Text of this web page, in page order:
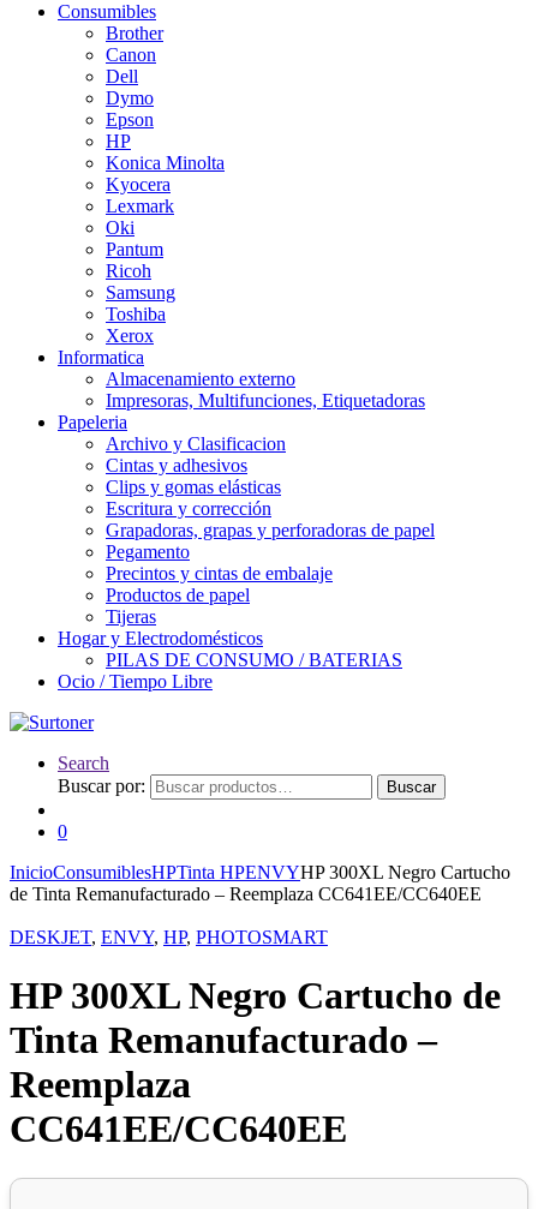
Consumibles
Brother
Canon
Dell
Dymo
Epson
HP
Konica Minolta
Kyocera
Lexmark
Oki
Pantum
Ricoh
Samsung
Toshiba
Xerox
Informatica
Almacenamiento externo
Impresoras, Multifunciones, Etiquetadoras
Papeleria
Archivo y Clasificacion
Cintas y adhesivos
Clips y gomas elásticas
Escritura y corrección
Grapadoras, grapas y perforadoras de papel
Pegamento
Precintos y cintas de embalaje
Productos de papel
Tijeras
Hogar y Electrodomésticos
PILAS DE CONSUMO / BATERIAS
Ocio / Tiempo Libre
Search
Buscar por:
Buscar
0
InicioConsumiblesHPTinta HPENVYHP 300XL Negro Cartucho
de Tinta Remanufacturado – Reemplaza CC641EE/CC640EE
DESKJET, ENVY, HP, PHOTOSMART
HP 300XL Negro Cartucho de
Tinta Remanufacturado –
Reemplaza
CC641EE/CC640EE